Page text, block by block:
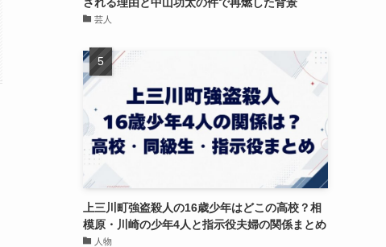
芸人
上三川町強盗殺人の16歳少年はどこの高校？相
模原・川崎の少年4人と指示役夫婦の関係まとめ
人物